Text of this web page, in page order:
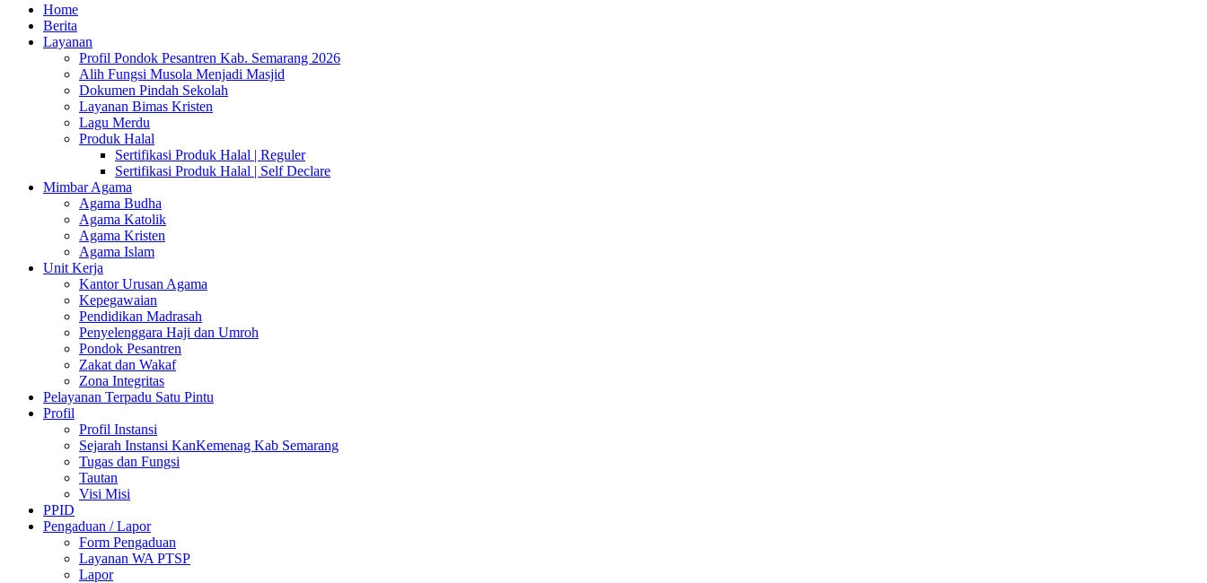
Home
Berita
Layanan
Profil Pondok Pesantren Kab. Semarang 2026
Alih Fungsi Musola Menjadi Masjid
Dokumen Pindah Sekolah
Layanan Bimas Kristen
Lagu Merdu
Produk Halal
Sertifikasi Produk Halal | Reguler
Sertifikasi Produk Halal | Self Declare
Mimbar Agama
Agama Budha
Agama Katolik
Agama Kristen
Agama Islam
Unit Kerja
Kantor Urusan Agama
Kepegawaian
Pendidikan Madrasah
Penyelenggara Haji dan Umroh
Pondok Pesantren
Zakat dan Wakaf
Zona Integritas
Pelayanan Terpadu Satu Pintu
Profil
Profil Instansi
Sejarah Instansi KanKemenag Kab Semarang
Tugas dan Fungsi
Tautan
Visi Misi
PPID
Pengaduan / Lapor
Form Pengaduan
Layanan WA PTSP
Lapor